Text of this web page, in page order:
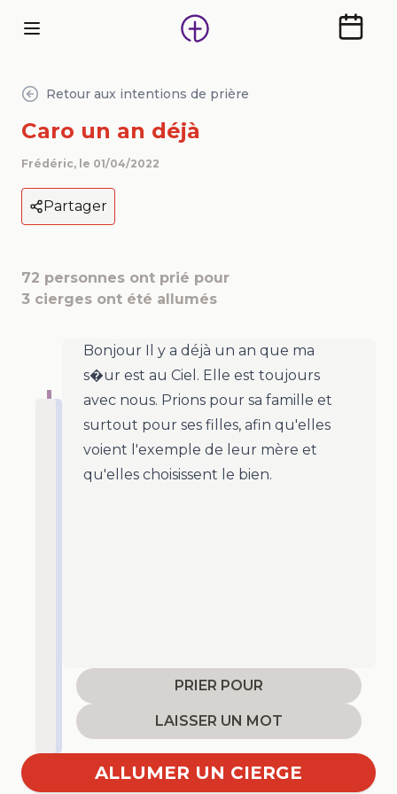
Retour aux intentions de prière
Caro un an déjà
Frédéric, le 01/04/2022
Partager
72 personnes ont prié pour
3 cierges ont été allumés
Bonjour Il y a déjà un an que ma
s�ur est au Ciel. Elle est toujours
avec nous. Prions pour sa famille et
surtout pour ses filles, afin qu'elles
voient l'exemple de leur mère et
qu'elles choisissent le bien.
PRIER POUR
LAISSER UN MOT
ALLUMER UN CIERGE